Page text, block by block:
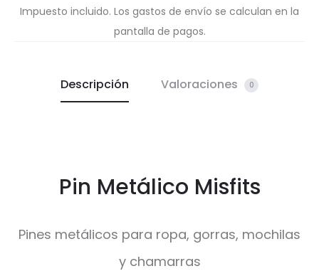
Impuesto incluido. Los gastos de envío se calculan en la
pantalla de pagos.
Descripción Valoraciones 0
Pin Metálico Misfits
Pines metálicos para ropa, gorras, mochilas
y chamarras